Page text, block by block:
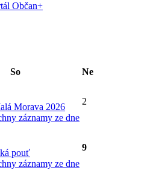
Občan+
So Ne
Morava 2026
záznamy ze dne
2
pouť
záznamy ze dne
9